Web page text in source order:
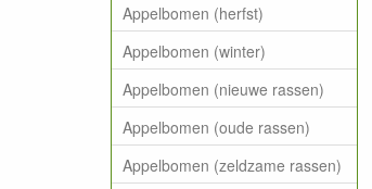
Appelbomen (herfst)
Appelbomen (winter)
Appelbomen (nieuwe rassen)
Appelbomen (oude rassen)
Appelbomen (zeldzame rassen)